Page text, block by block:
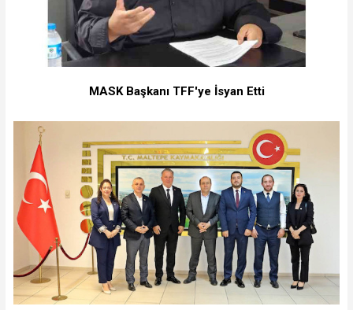
MASK Başkanı TFF'ye İsyan Etti